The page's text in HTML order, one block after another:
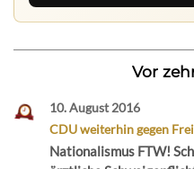
Vor
10. August 2016
CDU weiterhin gegen
Nationalismus FTW!